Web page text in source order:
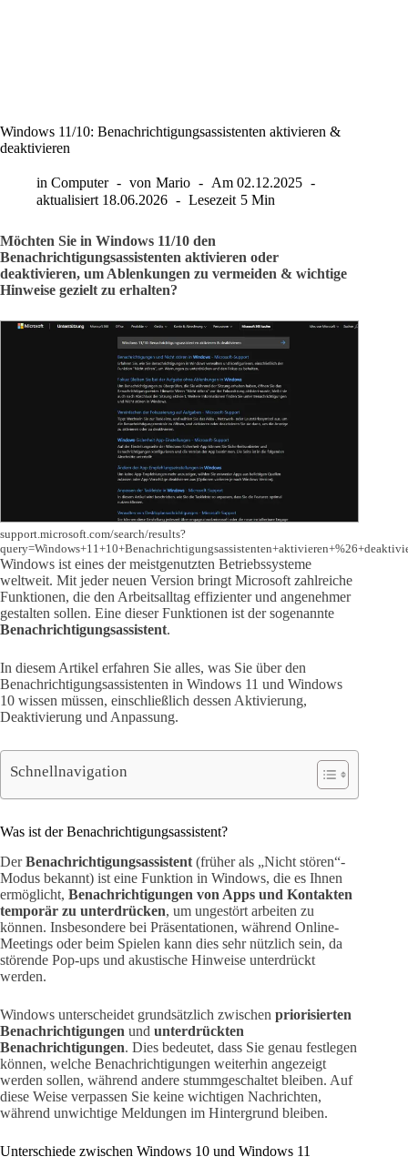
Windows 11/10: Benachrichtigungsassistenten aktivieren &
deaktivieren
in Computer von Mario Am 02.12.2025
aktualisiert 18.06.2026 Lesezeit 5 Min
Möchten Sie in Windows 11/10 den
Benachrichtigungsassistenten aktivieren oder
deaktivieren, um Ablenkungen zu vermeiden & wichtige
Hinweise gezielt zu erhalten?
support.microsoft.com/search/results?
Windows ist eines der meistgenutzten Betriebssysteme
weltweit. Mit jeder neuen Version bringt Microsoft zahlreiche
Funktionen, die den Arbeitsalltag effizienter und angenehmer
gestalten sollen. Eine dieser Funktionen ist der sogenannte
Benachrichtigungsassistent.
In diesem Artikel erfahren Sie alles, was Sie über den
Benachrichtigungsassistenten in Windows 11 und Windows
10 wissen müssen, einschließlich dessen Aktivierung,
Deaktivierung und Anpassung.
Schnellnavigation
Was ist der Benachrichtigungsassistent?
DerBenachrichtigungsassistent (früher als „Nicht stören“-
Modus bekannt) ist eine Funktion in Windows, die es Ihnen
ermöglicht, Benachrichtigungen von Apps und Kontakten
temporär zu unterdrücken, um ungestört arbeiten zu
können. Insbesondere bei Präsentationen, während Online-
Meetings oder beim Spielen kann dies sehr nützlich sein, da
störende Pop-ups und akustische Hinweise unterdrückt
werden.
Windows unterscheidet grundsätzlich zwischen priorisierten
Benachrichtigungen und unterdrückten
Benachrichtigungen. Dies bedeutet, dass Sie genau festlegen
können, welche Benachrichtigungen weiterhin angezeigt
werden sollen, während andere stummgeschaltet bleiben. Auf
diese Weise verpassen Sie keine wichtigen Nachrichten,
während unwichtige Meldungen im Hintergrund bleiben.
Unterschiede zwischen Windows 10 und Windows 11